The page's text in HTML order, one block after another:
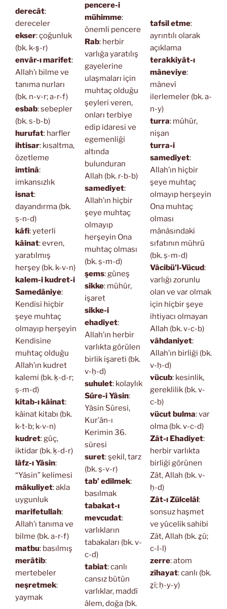
derecât:
dereceler
ekser: çoğunluk
(bk. k-s̱-r)
envâr-ı marifet:
Allah’ı bilme ve
tanıma nurları
(bk. n-v-r; a-r-f)
esbab: sebepler
(bk. s-b-b)
hurufat: harfler
ihtisar: kısaltma,
özetleme
imtinâ:
imkansızlık
isnat:
dayandırma (bk.
ṣ-n-d)
kâfi: yeterli
kâinat: evren,
yaratılmış
herşey (bk. k-v-n)
kalem-i kudret-i
Samedâniye:
Kendisi hiçbir
şeye muhtaç
olmayıp herşeyin
Kendisine
muhtaç olduğu
Allah’ın kudret
kalemi (bk. ḳ-d-r;
ṣ-m-d)
kitab-ı kâinat:
kâinat kitabı (bk.
k-t-b; k-v-n)
kudret: güç,
iktidar (bk. ḳ-d-r)
lâfz-ı Yâsin:
“Yâsin” kelimesi
mâkuliyet: akla
uygunluk
marifetullah:
Allah’ı tanıma ve
bilme (bk. a-r-f)
matbu: basılmış
merâtib:
mertebeler
neşretmek:
yaymak
pencere-i
mühimme:
önemli pencere
Rab: herbir
varlığa yaratılış
gayelerine
ulaşmaları için
muhtaç olduğu
şeyleri veren,
onları terbiye
edip idaresi ve
egemenliği
altında
bulunduran
Allah (bk. r-b-b)
samediyet:
Allah’ın hiçbir
şeye muhtaç
olmayıp
herşeyin Ona
muhtaç olması
(bk. ṣ-m-d)
şems: güneş
sikke: mühür,
işaret
sikke-i
ehadiyet:
Allah’ın herbir
varlıkta görülen
birlik işareti (bk.
v-ḥ-d)
suhulet: kolaylık
Sûre-i Yâsin:
Yâsin Sûresi,
Kur’ân-ı
Kerimin 36.
sûresi
suret: şekil, tarz
(bk. ṣ-v-r)
tab’ edilmek:
basılmak
tabakat-ı
mevcudat:
varlıkların
tabakaları (bk. v-
c-d)
tabiat: canlı
cansız bütün
varlıklar, maddî
âlem, doğa (bk.
tafsil etme:
ayrıntılı olarak
açıklama
terakkiyât-ı
mâneviye:
mânevî
ilerlemeler (bk. a-
n-y)
turra: mühür,
nişan
turra-i
samediyet:
Allah’ın hiçbir
şeye muhtaç
olmayıp herşeyin
Ona muhtaç
olması
mânâsındaki
sıfatının mührü
(bk. ṣ-m-d)
Vâcibü’l-Vücud:
varlığı zorunlu
olan ve var olmak
için hiçbir şeye
ihtiyacı olmayan
Allah (bk. v-c-b)
vâhdaniyet:
Allah’ın birliği (bk.
v-ḥ-d)
vücub: kesinlik,
gereklilik (bk. v-
c-b)
vücut bulma: var
olma (bk. v-c-d)
Zât-ı Ehadiyet:
herbir varlıkta
birliği görünen
Zât, Allah (bk. v-
ḥ-d)
Zât-ı Zülcelâl:
sonsuz haşmet
ve yücelik sahibi
Zât, Allah (bk. ẕü;
c-l-l)
zerre: atom
zîhayat: canlı (bk.
ẕî; ḥ-y-y)